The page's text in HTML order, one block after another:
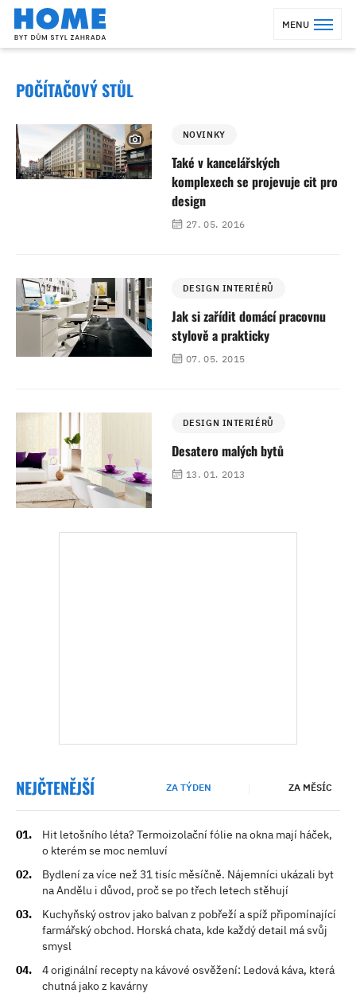
MENU
POČÍTAČOVÝ STŮL
NOVINKY
Také v kancelářských
komplexech se projevuje cit pro
design
27. 05. 2016
DESIGN INTERIÉRŮ
Jak si zařídit domácí pracovnu
stylově a prakticky
07. 05. 2015
DESIGN INTERIÉRŮ
Desatero malých bytů
13. 01. 2013
NEJČTENĚJŠÍ ZA TÝDEN ZA MĚSÍC
Hit letošního léta? Termoizolační fólie na okna mají háček,
o kterém se moc nemluví
Bydlení za více než 31 tisíc měsíčně. Nájemníci ukázali byt
na Andělu i důvod, proč se po třech letech stěhují
Kuchyňský ostrov jako balvan z pobřeží a spíž připomínající
farmářský obchod. Horská chata, kde každý detail má svůj
smysl
4 originální recepty na kávové osvěžení: Ledová káva, která
chutná jako z kavárny